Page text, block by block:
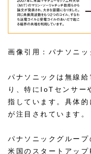
画像引用：パナソニッ
パナソニックは無線
り、特にIoTセンサー
指しています。具体
が注目されています。
パナソニックグループ
米国のスタートアッ